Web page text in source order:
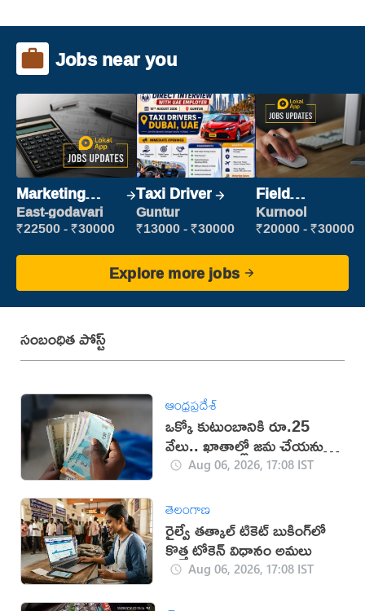
Jobs near you
Marketing
Executive
East-godavari
₹22500 - ₹30000
Taxi Driver
Guntur
₹13000 - ₹30000
Field
Marketing
Executive
Kurnool
₹20000 - ₹30000
Explore more jobs
సంబంధిత పోస్ట్
ఆంధ్రప్రదేశ్
ఒక్కో కుటుంబానికి రూ.25
వేలు.. ఖాతాల్లో జ‌మ చేయ‌నున్న
ప్ర‌భుత్వం..!
Aug 06, 2026, 17:08 IST
తెలంగాణ
రైల్వే తత్కాల్ టికెట్ బుకింగ్‌లో
కొత్త టోకెన్ విధానం అమలు
Aug 06, 2026, 17:08 IST